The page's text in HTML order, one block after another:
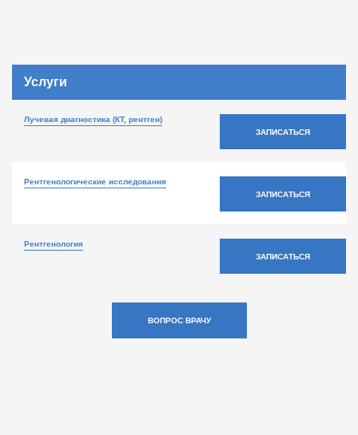
Услуги
Лучевая диагностика (КТ, рентген)
ЗАПИСАТЬСЯ
Рентгенологические исследования
ЗАПИСАТЬСЯ
Рентгенология
ЗАПИСАТЬСЯ
ВОПРОС ВРАЧУ